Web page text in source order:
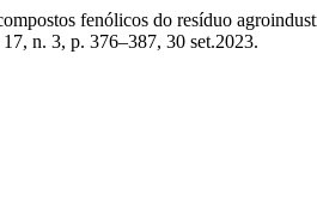
fenólicos do resíduo
17, n. 3, p. 376–387, 30 set.2023.